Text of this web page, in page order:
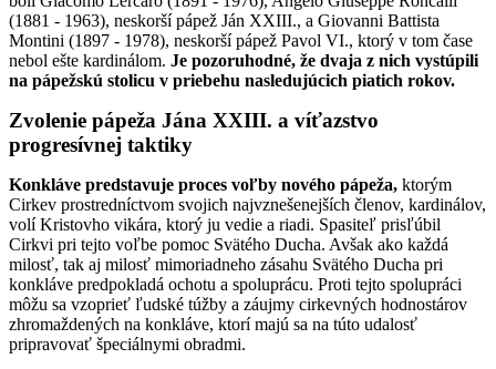
(1881 - 1963), neskorší pápež Ján XXIII., a Giovanni Battista
Montini (1897 - 1978), neskorší pápež Pavol VI., ktorý v tom čase
nebol ešte kardinálom. Je pozoruhodné, že dvaja z nich vystúpili
na pápežskú stolicu v priebehu nasledujúcich piatich rokov.
Zvolenie pápeža Jána XXIII. a víťazstvo
progresívnej taktiky
Konkláve predstavuje proces voľby nového pápeža, ktorým
Cirkev prostredníctvom svojich najvznešenejších členov, kardinálov,
volí Kristovho vikára, ktorý ju vedie a riadi. Spasiteľ prisľúbil
Cirkvi pri tejto voľbe pomoc Svätého Ducha. Avšak ako každá
milosť, tak aj milosť mimoriadneho zásahu Svätého Ducha pri
konkláve predpokladá ochotu a spoluprácu. Proti tejto spolupráci
môžu sa vzoprieť ľudské túžby a záujmy cirkevných hodnostárov
zhromaždených na konkláve, ktorí majú sa na túto udalosť
pripravovať špeciálnymi obradmi.